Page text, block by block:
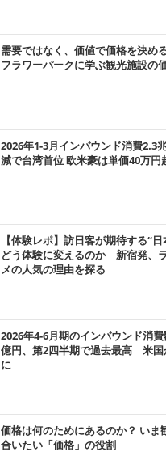
需要ではなく、価値で価格を決め
フラワーパークに学ぶ観光施設の
2026年1-3月インバウンド消費2.3
減で台湾首位 欧米豪は単価40万円
【体験レポ】訪日客が期待する“
どう体験に変えるのか 新宿発、
メの人気の理由を探る
2026年4-6月期のインバウンド消
億円、第2四半期で過去最高 米国
に
価格は何のためにあるのか？ いま
合いたい「価格」の役割